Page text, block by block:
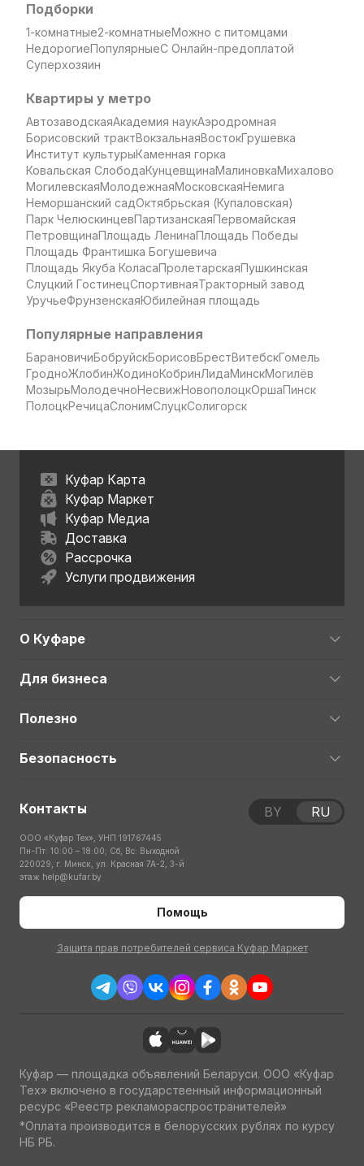
Подборки
1-комнатные2-комнатныеМожно с питомцами
НедорогиеПопулярныеС Онлайн-предоплатой
Суперхозяин
Квартиры у метро
АвтозаводскаяАкадемия наукАэродромная
Борисовский трактВокзальнаяВостокГрушевка
Институт культурыКаменная горка
Ковальская СлободаКунцевщинаМалиновкаМихалово
МогилевскаяМолодежнаяМосковскаяНемига
Неморшанский садОктябрьская (Купаловская)
Парк ЧелюскинцевПартизанскаяПервомайская
ПетровщинаПлощадь ЛенинаПлощадь Победы
Площадь Франтишка Богушевича
Площадь Якуба КоласаПролетарскаяПушкинская
Слуцкий ГостинецСпортивнаяТракторный завод
УручьеФрунзенскаяЮбилейная площадь
Популярные направления
БарановичиБобруйскБорисовБрестВитебскГомель
ГродноЖлобинЖодиноКобринЛидаМинскМогилёв
МозырьМолодечноНесвижНовополоцкОршаПинск
ПолоцкРечицаСлонимСлуцкСолигорск
Куфар Карта
Куфар Маркет
Куфар Медиа
Доставка
Рассрочка
Услуги продвижения
О Куфаре
Для бизнеса
Полезно
Безопасность
Контакты
ООО «Куфар Тех», УНП 191767445
Пн-Пт: 10:00 – 18:00; Сб, Вс: Выходной
220029, г. Минск, ул. Красная 7А-2, 3-й
этаж help@kufar.by
Помощь
Защита прав потребителей сервиса Куфар Маркет
BY RU
Куфар — площадка объявлений Беларуси. ООО «Куфар
Тех» включено в государственный информационный
ресурс «Реестр рекламораспространителей»
*Оплата производится в белорусских рублях по курсу
НБ РБ.